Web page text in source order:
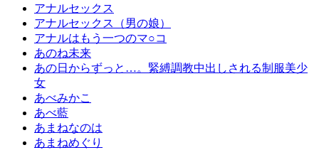
アナルセックス
アナルセックス（男の娘）
アナルはもう一つのマ○コ
あのね未来
あの日からずっと…。緊縛調教中出しされる制服美少
女
あべみかこ
あべ藍
あまねなのは
あまねめぐり